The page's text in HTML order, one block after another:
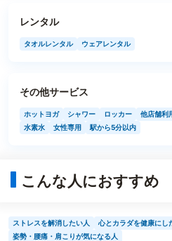
レンタル
タオルレンタル ウェアレンタル
その他サービス
ホットヨガ シャワー ロッカー 他店舗利
水素水
女性専用 駅から5分以内
こんな人におすすめ
ストレスを解消したい人
心とカラダを健康にし
姿勢・腰痛・肩こりが気になる人